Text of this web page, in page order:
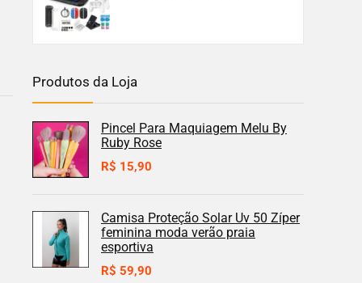
Produtos da Loja
Pincel Para Maquiagem Melu By
Ruby Rose
R$ 15,90
Camisa Proteção Solar Uv 50 Zíper
feminina moda verão praia
esportiva
R$ 59,90